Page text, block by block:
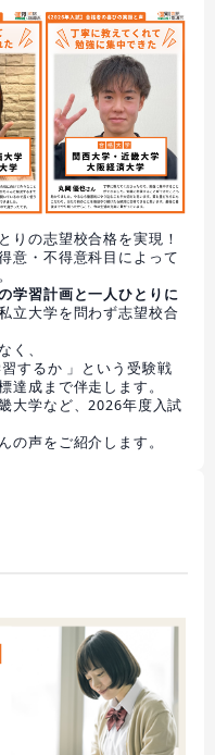
りの志望校合格を実現！
意・不得意科目によって
学習計画と一人ひとりに
立大学を問わず志望校合
く、
するか 」という受験戦
達成まで伴走します。
大学など、2026年度入試
の声をご紹介します。